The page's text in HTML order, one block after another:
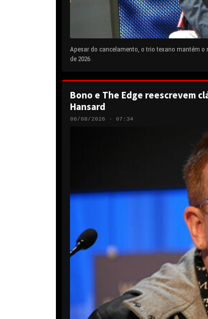
Apesar do cancelamento, o trio texano mantém o
de 2026.
Bono e The Edge reescrevem
Hansard
06/08/2026 · 07:34